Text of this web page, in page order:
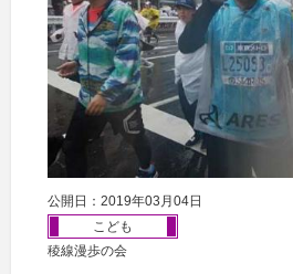
公開日：2019年03月04日
こども
稜線漫歩の会